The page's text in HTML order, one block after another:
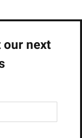
our next